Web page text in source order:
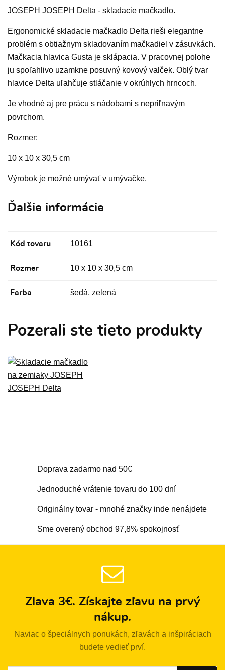
JOSEPH JOSEPH Delta - skladacie mačkadlo.
Ergonomické skladacie mačkadlo Delta rieši elegantne
problém s obtiažnym skladovaním mačkadiel v zásuvkách.
Mačkacia hlavica Gusta je sklápacia. V pracovnej polohe
ju spoľahlivo uzamkne posuvný kovový valček. Oblý tvar
hlavice Delta uľahčuje stláčanie v okrúhlych hrncoch.
Je vhodné aj pre prácu s nádobami s nepriľnavým
povrchom.
Rozmer:
10 x 10 x 30,5 cm
Výrobok je možné umývať v umývačke.
Ďalšie informácie
Kód tovaru 10161
Rozmer 10 x 10 x 30,5 cm
Farba šedá, zelená
Pozerali ste tieto produkty
Doprava zadarmo nad 50€
Jednoduché vrátenie tovaru do 100 dní
Originálny tovar - mnohé značky inde nenájdete
Sme overený obchod 97,8% spokojnosť
Zlava 3€. Získajte zľavu na prvý
nákup.
Naviac o špeciálnych ponukách, zľavách a inšpiráciach
budete vedieť prví.